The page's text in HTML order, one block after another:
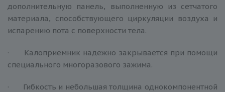
дополнительную панель, выполненную из сетчатого
материала, способствующего циркуляции воздуха и
испарению пота с поверхности тела.
· Калоприемник надежно закрывается при помощи
специального многоразового зажима.
· Гибкость и небольшая толщина однокомпонентной